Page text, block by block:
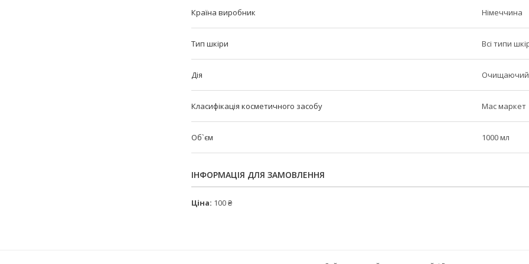
Країна виробник Німеччина
Тип шкіри Всі типи
Дія Очищаючий
Класифікація косметичного засобу Мас маркет
Об`єм 1000 мл
ІНФОРМАЦІЯ ДЛЯ ЗАМОВЛЕННЯ
Ціна: 100 ₴